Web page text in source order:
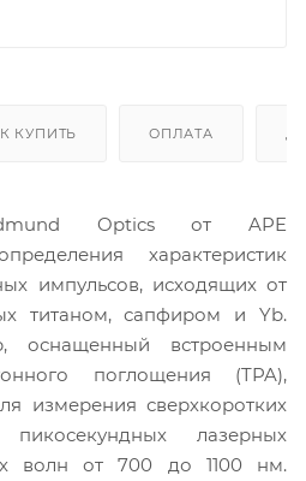
КУПИТЬ ОПЛАТА
Optics от APE
характеристик
импульсов, исходящих от
титаном, сапфиром и Yb.
оснащенный встроенным
поглощения (TPA),
измерения сверхкоротких
лазерных
волн от 700 до 1100 нм.